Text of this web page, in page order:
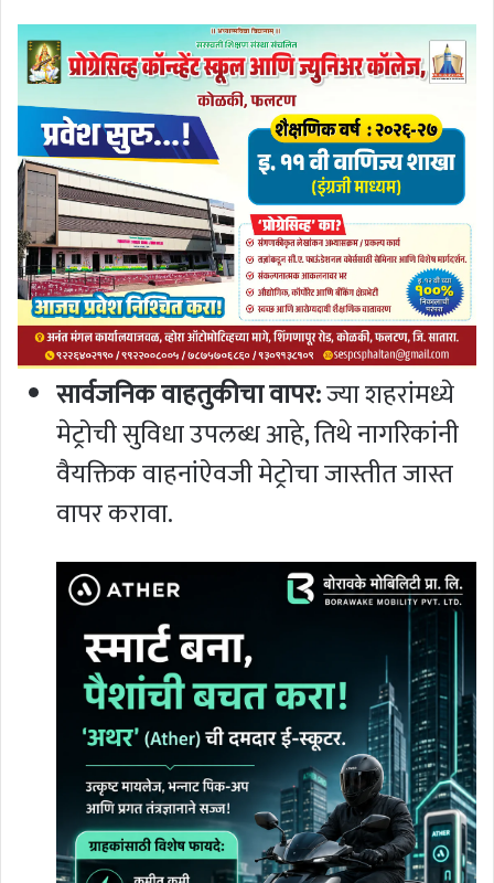
सार्वजनिक वाहतुकीचा वापर:ज्या शहरांमध्ये
मेट्रोची सुविधा उपलब्ध आहे, तिथे नागरिकांनी
वैयक्तिक वाहनांऐवजी मेट्रोचा जास्तीत जास्त
वापर करावा.